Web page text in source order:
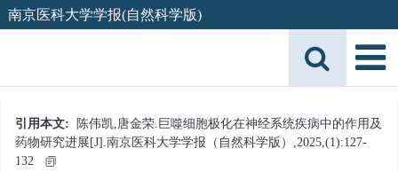
南京医科大学学报(自然科学版)
引用本文:
陈伟凯,唐金荣.巨噬细胞极化在神经系统疾病中的作用及
药物研究进展[J].南京医科大学学报（自然科学版）,2025,(1):127-
132